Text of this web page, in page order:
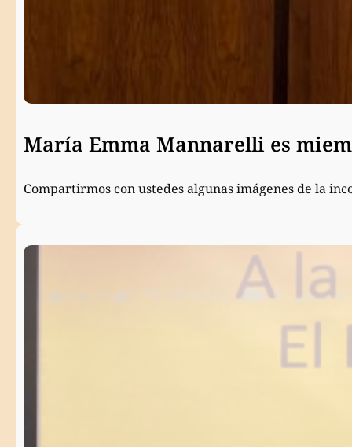
María Emma Mannarelli es
Compartirmos con ustedes algunas imágenes de la